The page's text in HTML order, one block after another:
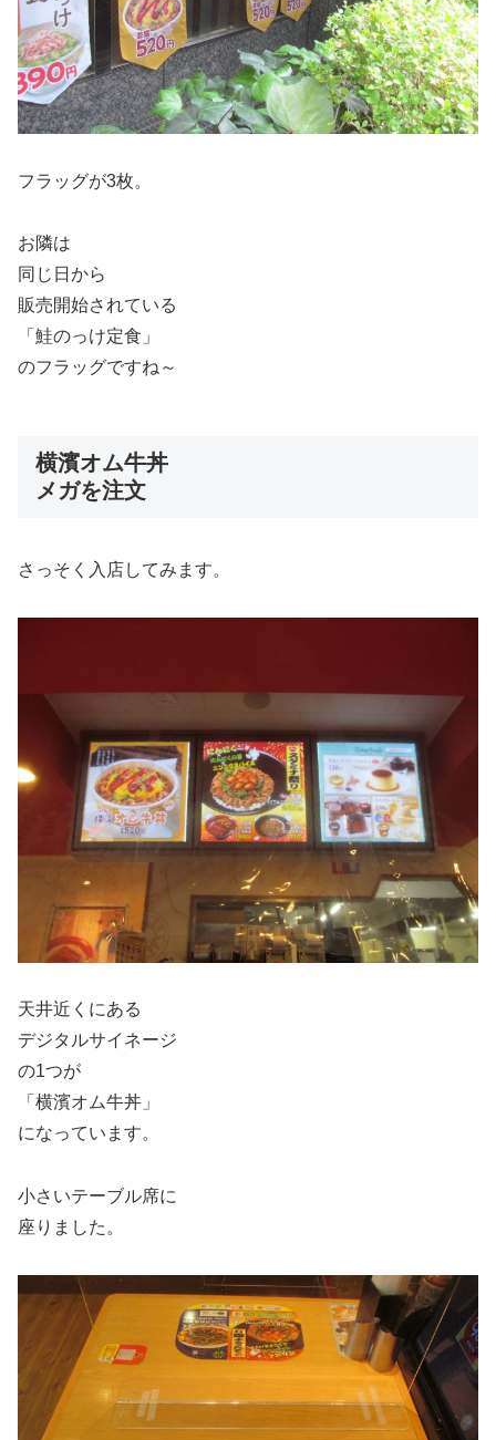
フラッグが3枚。
お隣は
同じ日から
販売開始されている
「鮭のっけ定食」
のフラッグですね～
横濱オム牛丼
メガを注文
さっそく入店してみます。
天井近くにある
デジタルサイネージ
の1つが
「横濱オム牛丼」
になっています。
小さいテーブル席に
座りました。